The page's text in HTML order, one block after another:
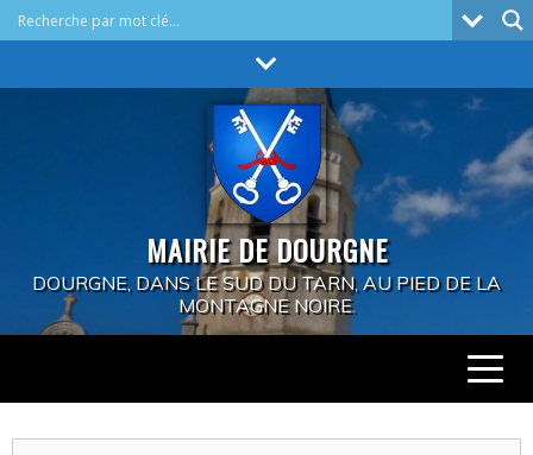
to
MAIRIE DE DOURGNE
DOURGNE, DANS LE SUD DU TARN, AU PIED DE LA
MONTAGNE NOIRE.